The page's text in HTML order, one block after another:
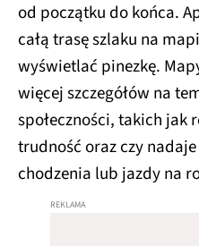
od początku do końca.
całą trasę szlaku na
wyświetlać pinezkę.
więcej szczegółów na
społeczności, takich jak
trudność oraz czy
chodzenia lub jazdy na